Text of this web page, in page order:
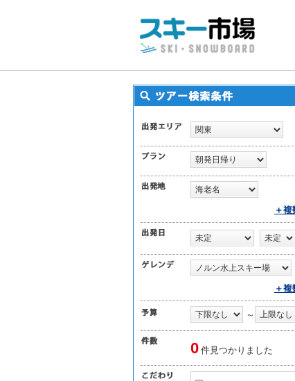
＋
＋
～
0 件見つかりました